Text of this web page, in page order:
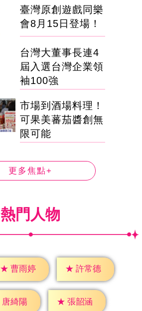
臺灣原創遊戲同樂
會8月15日登場！
台灣大董事長連4
屆入選台灣企業領
袖100強
市場到酒場料理！
可果美蕃茄醬創無
限可能
更多焦點+
熱門人物
★ 曹雨婷 ★ 許常德
唐綺陽 ★ 張韶涵